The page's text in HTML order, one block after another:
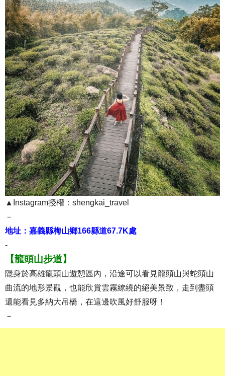
▲Instagram授權：shengkai_travel
－
地址：嘉義縣梅山鄉166縣道67.7K處
-
【龍頭山步道】
隱身於高雄龍頭山遊憩區內，沿途可以看見龍頭山與蛇頭山
曲流的地形景觀，也能欣賞雲霧繚繞的絕美景致，走到盡頭
還能看見多納大吊橋，在這邊吹風好舒服呀！
－